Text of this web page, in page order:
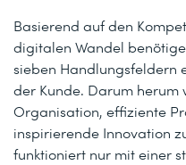
Basierend auf den
digitalen Wandel
sieben Handlungsfeldern
der Kunde. Darum
Organisation, effiziente
inspirierende Innovation
funktioniert nur mit einer